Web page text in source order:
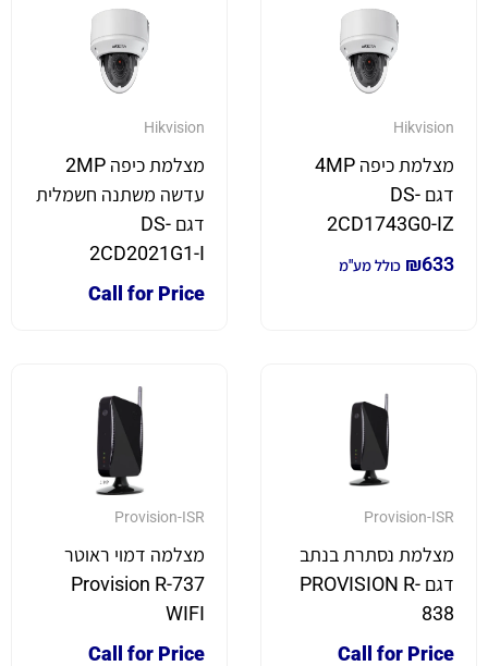
Hikvision
מצלמת כיפה 4MP
דגם DS-
2CD1743G0-IZ
₪633 כולל מע"מ
Hikvision
מצלמת כיפה 2MP
עדשה משתנה חשמלית
דגם DS-
2CD2021G1-I
Call for Price
Provision-ISR
מצלמת נסתרת בנתב
דגם PROVISION R-
838
Call for Price
Provision-ISR
מצלמה דמוי ראוטר
Provision R-737
WIFI
Call for Price